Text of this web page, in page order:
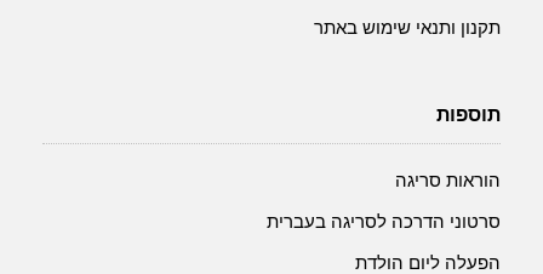
תקנון ותנאי שימוש באתר
תוספות
הוראות סריגה
סרטוני הדרכה לסריגה בעברית
הפעלה ליום הולדת